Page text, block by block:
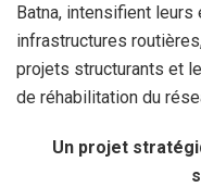
Batna, intensifient
infrastructures
projets structurants et
de réhabilitation du
Un projet